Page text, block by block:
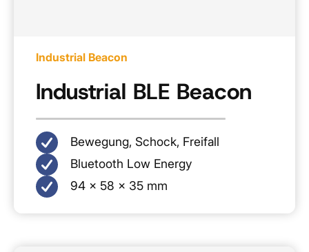
Industrial Beacon
Industrial BLE Beacon
Bewegung, Schock, Freifall
Bluetooth Low Energy
94 × 58 × 35 mm